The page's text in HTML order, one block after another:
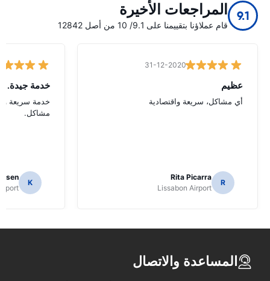
9.1 المراجعات الأخيرة
قام عملاؤنا بتقييمنا على 9.1/ 10 من أصل 12842
31-12-2020
عظيم
أي مشاكل، سريعة واقتصادية
R
Rita Picarra
Lissabon Airport
خدمة جيدة.
خدمة سريعة
مشاكل.
K
المساعدة والاتصال